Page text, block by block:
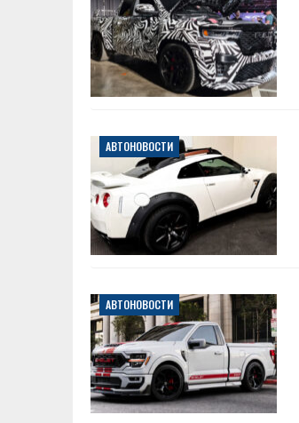
АВТОНОВОСТИ
АВТОНОВОСТИ